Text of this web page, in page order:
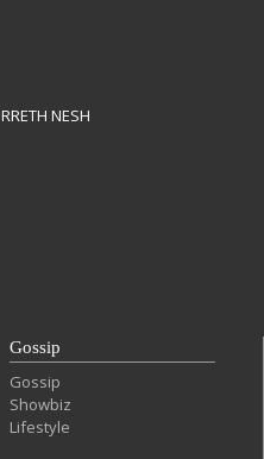
RRETH NESH
Gossip
Gossip
Showbiz
Lifestyle